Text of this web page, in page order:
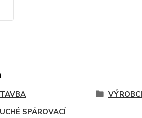
VÝROBCI
SPÁROVACÍ